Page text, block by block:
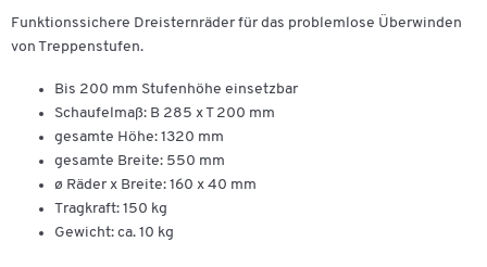
Funktionssichere Dreisternräder für das problemlose Überwinden
von Treppenstufen.
Bis 200 mm Stufenhöhe einsetzbar
Schaufelmaß: B 285 x T 200 mm
gesamte Höhe: 1320 mm
gesamte Breite: 550 mm
ø Räder x Breite: 160 x 40 mm
Tragkraft: 150 kg
Gewicht: ca. 10 kg